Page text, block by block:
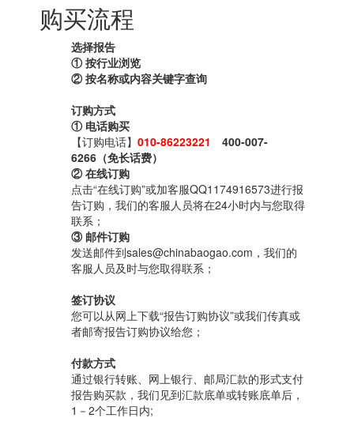
购买流程
选择报告
① 按行业浏览
② 按名称或内容关键字查询
订购方式
① 电话购买
【订购电话】 010-86223221 400-007-
6266（免长话费）
② 在线订购
点击“在线订购”或加客服QQ1174916573进行报
告订购，我们的客服人员将在24小时内与您取得
联系；
③ 邮件订购
发送邮件到sales@chinabaogao.com，我们的
客服人员及时与您取得联系；
签订协议
您可以从网上下载“报告订购协议”或我们传真或
者邮寄报告订购协议给您；
付款方式
通过银行转账、网上银行、邮局汇款的形式支付
报告购买款，我们见到汇款底单或转账底单后，
1－2个工作日内;